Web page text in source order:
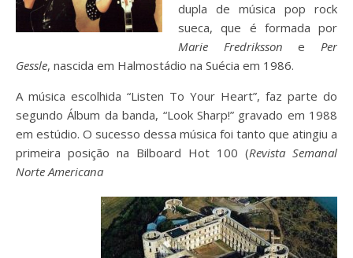
dupla de música pop rock
sueca, que é formada por
Marie Fredriksson ePer
Gessle, nascida em Halmostádio na Suécia em 1986.
A música escolhida “Listen To Your Heart”, faz parte do
segundo Álbum da banda, “Look Sharp!” gravado em 1988
em estúdio. O sucesso dessa música foi tanto que atingiu a
primeira posição na Bilboard Hot 100 (Revista Semanal
Norte Americana